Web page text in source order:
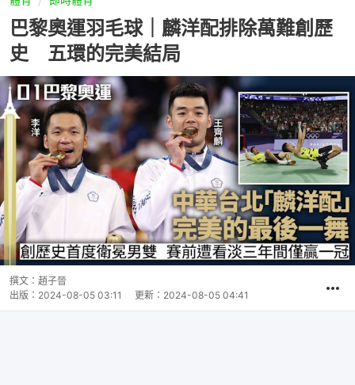
巴黎奧運羽毛球｜麟洋配排除萬難創歷
史 五環的完美結局
撰文： 趙子晉
出版： 2024-08-05 03:11 更新： 2024-08-05 04:41